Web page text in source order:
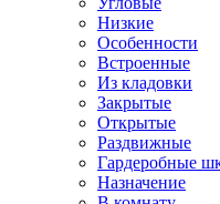
Низкие
Особенности
Встроенные
Из кладовки
Закрытые
Открытые
Раздвижные
Гардеробные
Назначение